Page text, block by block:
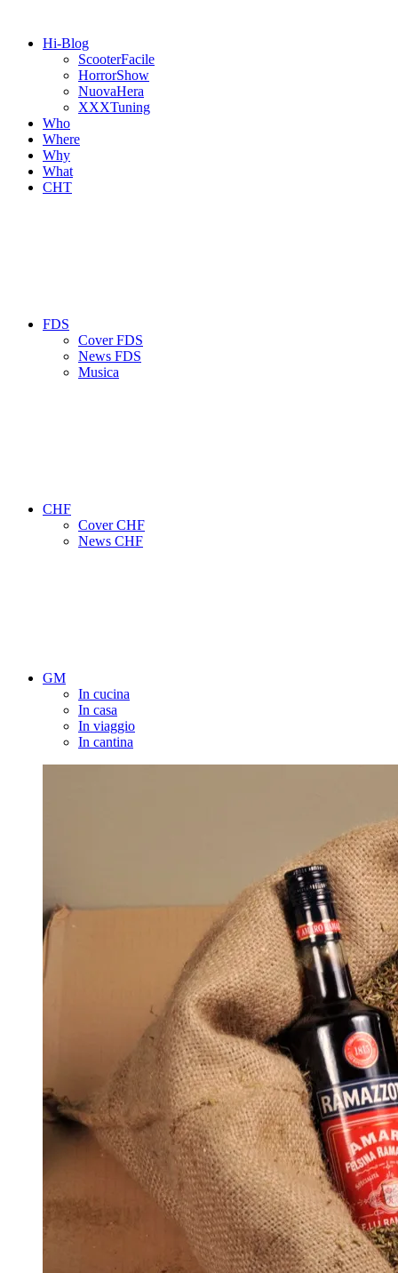
Hi-Blog
ScooterFacile
HorrorShow
NuovaHera
XXXTuning
Who
Where
Why
What
CHT
FDS
Cover FDS
News FDS
Musica
CHF
Cover CHF
News CHF
GM
In cucina
In casa
In viaggio
In cantina